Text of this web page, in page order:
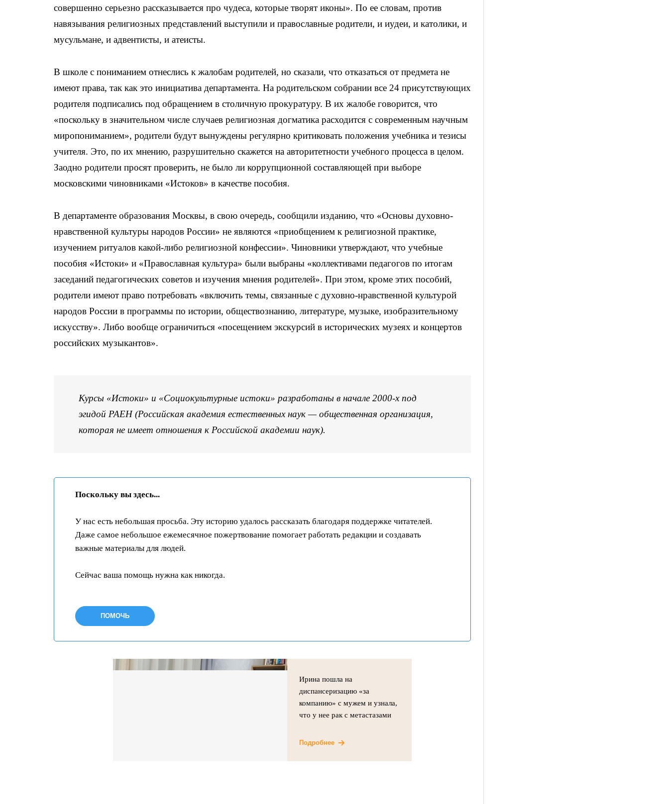
совершенно серьезно рассказывается про чудеса, которые творят иконы». По ее словам, против
навязывания религиозных представлений выступили и православные родители, и иудеи, и католики, и
мусульмане, и адвентисты, и атеисты.
В школе с пониманием отнеслись к жалобам родителей, но сказали, что отказаться от предмета не
имеют права, так как это инициатива департамента. На родительском собрании все 24 присутствующих
родителя подписались под обращением в столичную прокуратуру. В их жалобе говорится, что
«поскольку в значительном числе случаев религиозная догматика расходится с современным научным
миропониманием», родители будут вынуждены регулярно критиковать положения учебника и тезисы
учителя. Это, по их мнению, разрушительно скажется на авторитетности учебного процесса в целом.
Заодно родители просят проверить, не было ли коррупционной составляющей при выборе
московскими чиновниками «Истоков» в качестве пособия.
В департаменте образования Москвы, в свою очередь, сообщили изданию, что «Основы духовно-
нравственной культуры народов России» не являются «приобщением к религиозной практике,
изучением ритуалов какой-либо религиозной конфессии». Чиновники утверждают, что учебные
пособия «Истоки» и «Православная культура» были выбраны «коллективами педагогов по итогам
заседаний педагогических советов и изучения мнения родителей». При этом, кроме этих пособий,
родители имеют право потребовать «включить темы, связанные с духовно-нравственной культурой
народов России в программы по истории, обществознанию, литературе, музыке, изобразительному
искусству». Либо вообще ограничиться «посещением экскурсий в исторических музеях и концертов
российских музыкантов».
Курсы «Истоки» и «Социокультурные истоки» разработаны в начале 2000-х под
эгидой РАЕН (Российская академия естественных наук — общественная организация,
которая не имеет отношения к Российской академии наук).
Поскольку вы здесь...
У нас есть небольшая просьба. Эту историю удалось рассказать благодаря поддержке читателей.
Даже самое небольшое ежемесячное пожертвование помогает работать редакции и создавать
важные материалы для людей.
Сейчас ваша помощь нужна как никогда.
ПОМОЧЬ
Ирина пошла на
диспансеризацию «за
компанию» с мужем и узнала,
что у нее рак с метастазами
Подробнее